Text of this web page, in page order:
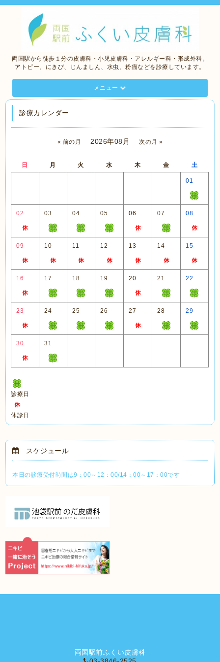
両国駅から徒歩１分の皮膚科・小児皮膚科・アレルギー科・形成外科。
アトピー、にきび、じんましん、水虫、粉瘤などを診療しています。
メニュー
診療カレンダー
« 前の月 2026年08月 次の月 »
日 月 火 水 木 金 土
01
02 03 04 05 06 07 08
09 10 11 12 13 14 15
16 17 18 19 20 21 22
23 24 25 26 27 28 29
30 31
診療日
休診日
スケジュール
本日の診療受付時間は9：00～12：00/14：00～17：00です
両国駅前ふくい皮膚科